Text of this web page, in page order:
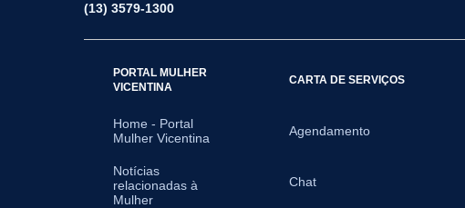
(13) 3579-1300
PORTAL MULHER
VICENTINA
Home - Portal
Mulher Vicentina
Notícias
relacionadas à
Mulher
CARTA DE SERVIÇOS
Agendamento
Chat